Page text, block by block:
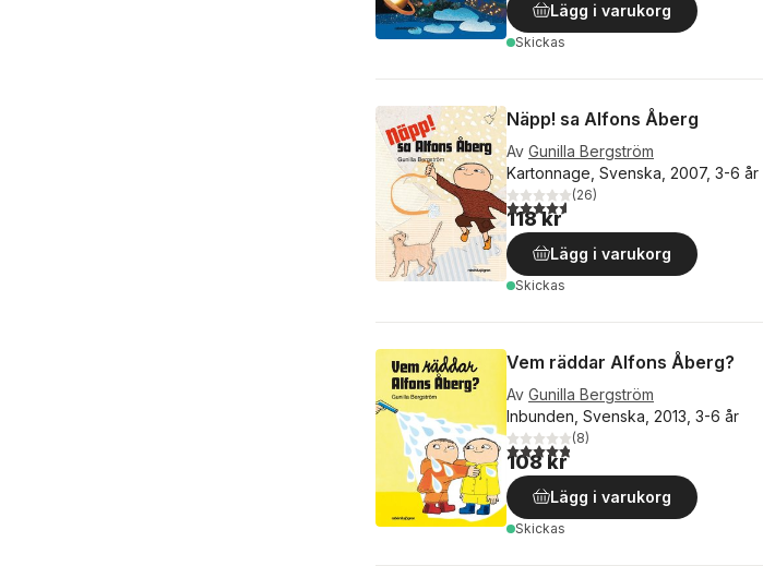
Lägg i varukorg
Skickas
Näpp! sa Alfons Åberg
Av Gunilla Bergström
Kartonnage, Svenska, 2007, 3-6 år
4,6utav 5 stjärnor. Totalt antal röster:
(26)
118 kr
Lägg i varukorg
Skickas
Vem räddar Alfons Åberg?
Av Gunilla Bergström
Inbunden, Svenska, 2013, 3-6 år
4,8utav 5 stjärnor. Totalt antal röster:
(8)
108 kr
Lägg i varukorg
Skickas